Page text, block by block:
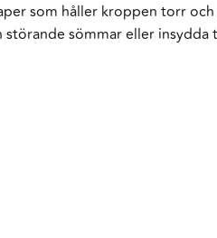
som håller kroppen torr
sömmar eller